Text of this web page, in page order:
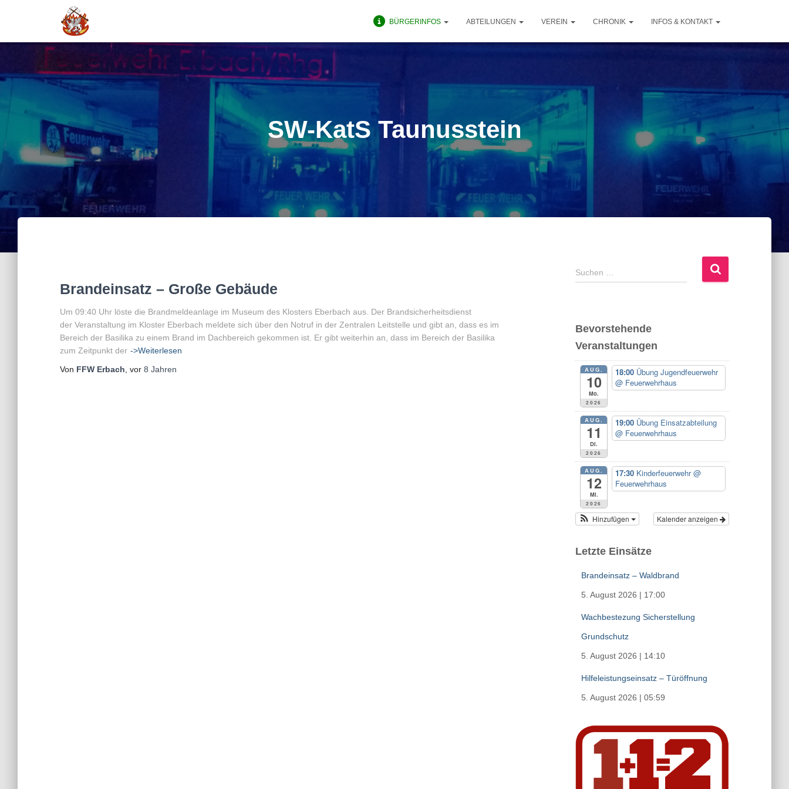
BÜRGERINFOS ABTEILUNGEN VEREIN CHRONIK INFOS & KONTAKT
SW-KatS Taunusstein
Brandeinsatz – Große Gebäude
Um 09:40 Uhr löste die Brandmeldeanlage im Museum des Klosters Eberbach aus. Der Brandsicherheitsdienst
der Veranstaltung im Kloster Eberbach meldete sich über den Notruf in der Zentralen Leitstelle und gibt an, dass es im
Bereich der Basilika zu einem Brand im Dachbereich gekommen ist. Er gibt weiterhin an, dass im Bereich der Basilika
zum Zeitpunkt der ->Weiterlesen
Von FFW Erbach , vor 8 Jahren
S
u
n
n
Suchen …
Bevorstehende
Veranstaltungen
AUG.
10
Mo.
2026
18:00 Übung Jugendfeuerwehr
@ Feuerwehrhaus
AUG.
11
Di.
2026
19:00 Übung Einsatzabteilung
@ Feuerwehrhaus
AUG.
12
Mi.
2026
17:30 Kinderfeuerwehr@
Feuerwehrhaus
Kalender anzeigen
Hinzufügen
Letzte Einsätze
Brandeinsatz – Waldbrand
5. August 2026 | 17:00
Wachbestezung Sicherstellung
Grundschutz
5. August 2026 | 14:10
Hilfeleistungseinsatz – Türöffnung
5. August 2026 | 05:59